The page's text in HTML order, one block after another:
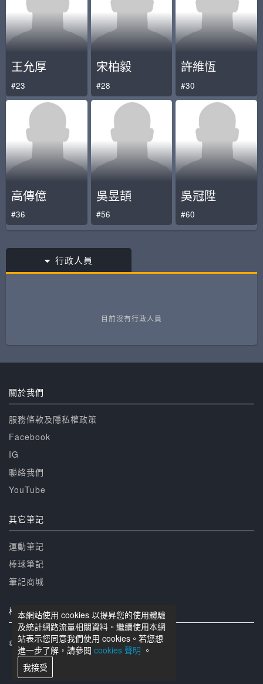
王允厚
#23
宋柏毅
#28
許維恆
#30
高傳億
#36
吳昱頡
#56
吳冠陞
#60
行政人員
目前沒有行政人員
本網站使用 cookies 以提昇您的使用體驗
及統計網路流量相關資料。繼續使用本網
站表示您同意我們使用 cookies。若您想
進一步了解，請參閱 cookies 聲明 。
我接受
關於我們
服務條款及隱私權政策
Facebook
IG
聯絡我們
YouTube
其它筆記
運動筆記
棒球筆記
筆記商城
相關網站
© 籃球筆記 版權所有